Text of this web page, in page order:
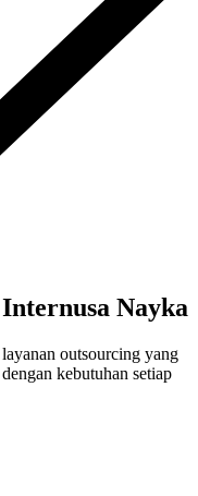
Nayka
outsourcing yang
kebutuhan setiap